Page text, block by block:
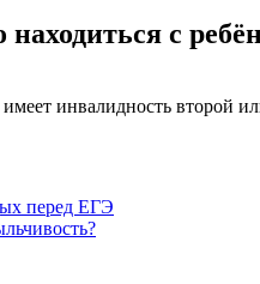
с
инвалидность второй
перед ЕГЭ